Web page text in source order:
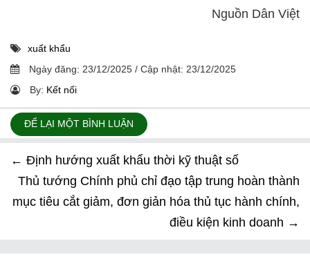
Nguồn Dân Việt
xuất khẩu
Ngày đăng: 23/12/2025 / Cập nhật: 23/12/2025
By: Kết nối
ĐỂ LẠI MỘT BÌNH LUẬN
← Định hướng xuất khẩu thời kỹ thuật số
Thủ tướng Chính phủ chỉ đạo tập trung hoàn thành
mục tiêu cắt giảm, đơn giản hóa thủ tục hành chính,
điều kiện kinh doanh →